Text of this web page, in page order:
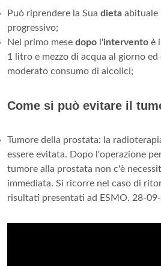
Può riprendere la Sua dieta abituale
progressivo;
Nel primo mese dopo l'intervento è
1 litro e mezzo di acqua al giorno ed
moderato consumo di alcolici;
Come si può evitare il
Tumore della prostata: la
essere evitata. Dopo l'operazione
tumore alla prostata non c'è
immediata. Si ricorre nel caso di
risultati presentati ad ESMO. 28-